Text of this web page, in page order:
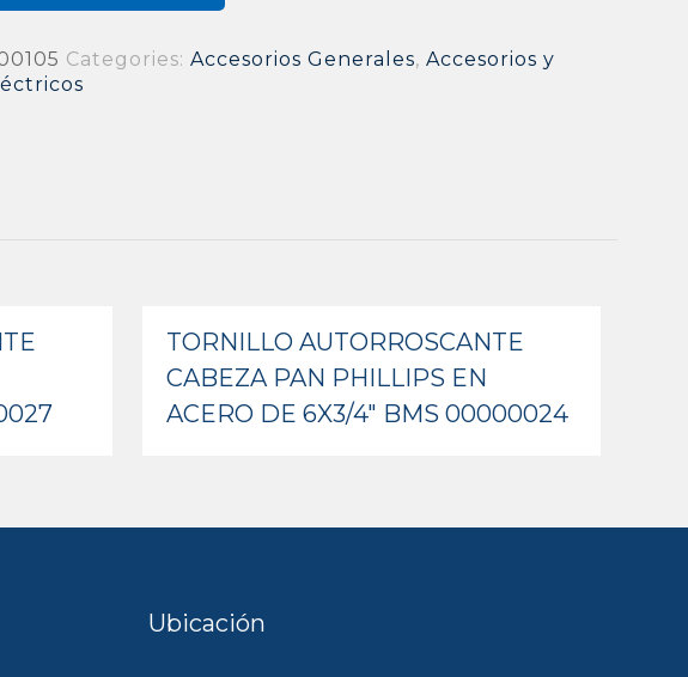
Categories:Accesorios Generales,Accesorios y
TORNILLO AUTORROSCANTE
CABEZA PAN PHILLIPS EN
ACERO DE 6X3/4″ BMS 00000024
Ubicación